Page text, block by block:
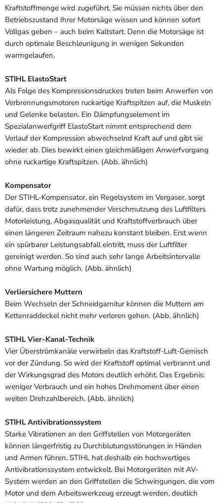
Kraftstoffmenge wird zugeführt. Sie müssen nichts über den
Betriebszustand Ihrer Motorsäge wissen und können sofort
Vollgas geben – auch beim Kaltstart. Denn die Motorsäge ist
durch optimale Beschleunigung in wenigen Sekunden
warmgelaufen.
STIHL ElastoStart
Als Folge des Kompressionsdruckes treten beim Anwerfen von
Verbrennungsmotoren ruckartige Kraftspitzen auf, die Muskeln
und Gelenke belasten. Ein Dämpfungselement im
Spezialanwerfgriff ElastoStart nimmt entsprechend dem
Verlauf der Kompression abwechselnd Kraft auf und gibt sie
wieder ab. Dies bewirkt einen gleichmäßigen Anwerfvorgang
ohne ruckartige Kraftspitzen. (Abb. ähnlich)
Kompensator
Der STIHL-Kompensator, ein Regelsystem im Vergaser, sorgt
dafür, dass trotz zunehmender Verschmutzung des Luftfilters
Motorleistung, Abgasqualität und Kraftstoffverbrauch über
einen längeren Zeitraum nahezu konstant bleiben. Erst wenn
ein spürbarer Leistungsabfall eintritt, muss der Luftfilter
gereinigt werden. So sind auch sehr lange Arbeitsintervalle
ohne Wartung möglich. (Abb. ähnlich)
Verliersichere Muttern
Beim Wechseln der Schneidgarnitur können die Muttern am
Kettenraddeckel nicht mehr verloren gehen. (Abb. ähnlich)
STIHL Vier-Kanal-Technik
Vier Überströmkanäle verwirbeln das Kraftstoff-Luft-Gemisch
vor der Zündung. So wird der Kraftstoff optimal verbrannt und
der Wirkungsgrad des Motors deutlich erhöht. Das Ergebnis:
weniger Verbrauch und ein hohes Drehmoment über einen
weiten Drehzahlbereich. (Abb. ähnlich)
STIHL Antivibrationssystem
Starke Vibrationen an den Griffstellen von Motorgeräten
können längerfristig zu Durchblutungsstörungen in Händen
und Armen führen. STIHL hat deshalb ein hochwertiges
Antivibrationssystem entwickelt. Bei Motorgeräten mit AV-
System werden an den Griffstellen die Schwingungen, die vom
Motor und dem Arbeitswerkzeug erzeugt werden, deutlich